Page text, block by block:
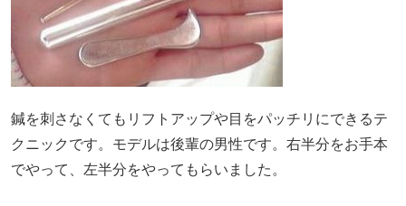
鍼を刺さなくてもリフトアップや目をパッチリにできるテ
クニックです。モデルは後輩の男性です。右半分をお手本
でやって、左半分をやってもらいました。